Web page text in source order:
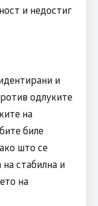
и недостиг
и
одлуките
на
биле
што се
стабилна и
на